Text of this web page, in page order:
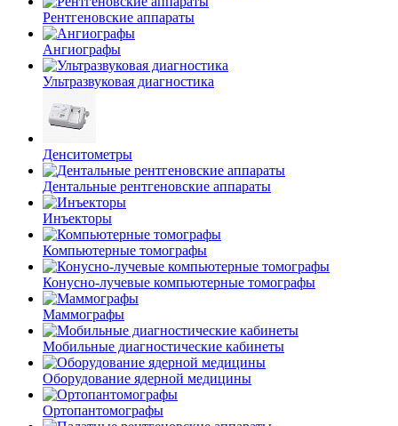
Рентгеновские аппараты
Ангиографы
Ультразвуковая диагностика
Денситометры
Дентальные рентгеновские аппараты
Инъекторы
Компьютерные томографы
Конусно-лучевые компьютерные томографы
Маммографы
Мобильные диагностические кабинеты
Оборудование ядерной медицины
Ортопантомографы